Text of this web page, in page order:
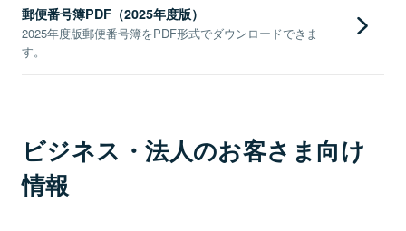
郵便番号簿PDF（2025年度版）
2025年度版郵便番号簿をPDF形式でダウンロードできま
す。
ビジネス・法人のお客さま向け
情報